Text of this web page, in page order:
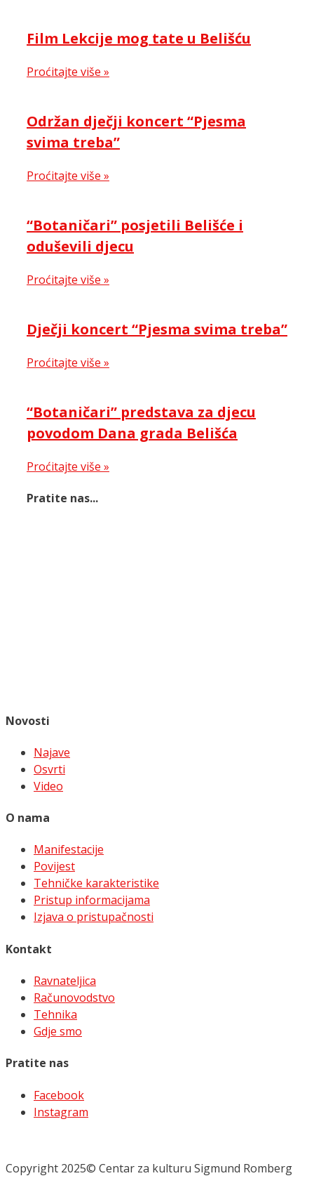
Film Lekcije mog tate u Belišću
Proćitajte više »
Održan dječji koncert “Pjesma
svima treba”
Proćitajte više »
“Botaničari” posjetili Belišće i
oduševili djecu
Proćitajte više »
Dječji koncert “Pjesma svima treba”
Proćitajte više »
“Botaničari” predstava za djecu
povodom Dana grada Belišća
Proćitajte više »
Pratite nas...
Novosti
Najave
Osvrti
Video
O nama
Manifestacije
Povijest
Tehničke karakteristike
Pristup informacijama
Izjava o pristupačnosti
Kontakt
Ravnateljica
Računovodstvo
Tehnika
Gdje smo
Pratite nas
Facebook
Instagram
Copyright 2025© Centar za kulturu Sigmund Romberg